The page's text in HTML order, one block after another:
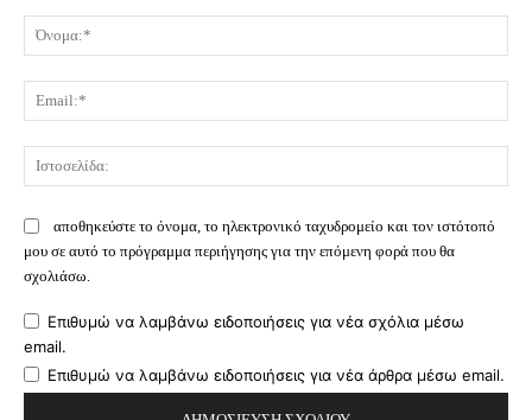
αποθηκεύστε το όνομα, το ηλεκτρονικό ταχυδρομείο και τον ιστότοπό
μου σε αυτό το πρόγραμμα περιήγησης για την επόμενη φορά που θα
σχολιάσω.
Επιθυμώ να λαμβάνω ειδοποιήσεις για νέα σχόλια μέσω
email.
Επιθυμώ να λαμβάνω ειδοποιήσεις για νέα άρθρα μέσω email.